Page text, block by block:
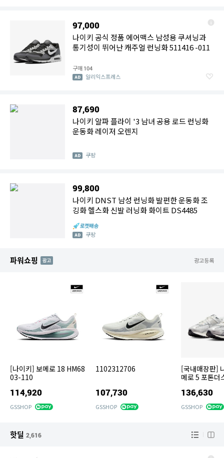
97,000
나이키 공식 정품 에어맥스 남성용 쿠셔닝과
통기성이 뛰어난 캐주얼 런닝화 511416 -011
구매 104
알리익스프레스
87,690
나이키 알파 플라이 '3 남녀 공용 로드 런닝화
운동화 레이저 오렌지
쿠팡
99,800
나이키 DNST 남성 런닝화 발편한 운동화 조
깅화 헬스화 신발 러닝화 화이트 DS4485
쿠팡
파워쇼핑 AD 광고등록
[나이키] 보메로 18 HM68
03-110
114,920
GSSHOP
1102312706
107,730
GSSHOP
[국내매장판]
메로 5 포톤더
136,630
GSSHOP
핫딜 2,616